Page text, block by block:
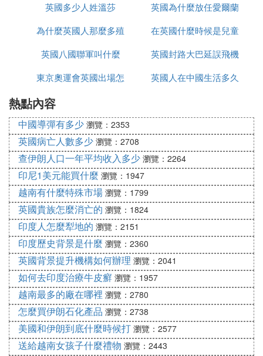
久
英國多少人姓溫莎
英國為什麼放任愛爾蘭
獨立
為什麼英國人那麼多殖
民地
在英國什麼時候是兒童
節
英國八國聯軍叫什麼
英國封路大巴延誤飛機
延誤怎麼辦
東京奧運會英國出場怎
英國人在中國生活多久
熱點內容
中國導彈有多少 瀏覽：2353
英國病亡人數多少 瀏覽：2708
查伊朗人口一年平均收入多少 瀏覽：2264
印尼1美元能買什麼 瀏覽：1947
越南有什麼特殊市場 瀏覽：1799
英國貴族怎麼消亡的 瀏覽：1824
印度人怎麼犁地的 瀏覽：2151
印度歷史背景是什麼 瀏覽：2360
英國背景提升機構如何辦理 瀏覽：2041
如何去印度治療牛皮癬 瀏覽：1957
越南最多的廠在哪裡 瀏覽：2780
怎麼買伊朗石化產品 瀏覽：2738
美國和伊朗到底什麼時候打 瀏覽：2577
送給越南女孩子什麼禮物 瀏覽：2443